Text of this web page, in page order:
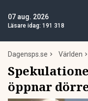
07 aug. 2026
Läsare idag: 191 318
Dagensps.se Världen
öppnar